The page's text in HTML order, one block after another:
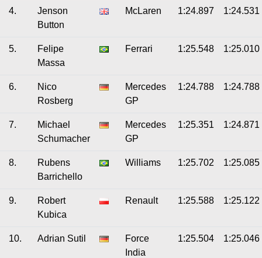
4.
Jenson
Button
McLaren 1:24.897 1:24.531
5.
Felipe
Massa
Ferrari 1:25.548 1:25.010
6.
Nico
Rosberg
Mercedes
GP
1:24.788 1:24.788
7.
Michael
Schumacher
Mercedes
GP
1:25.351 1:24.871
8.
Rubens
Barrichello
Williams 1:25.702 1:25.085
9.
Robert
Kubica
Renault 1:25.588 1:25.122
10. Adrian Sutil
Force
India
1:25.504 1:25.046